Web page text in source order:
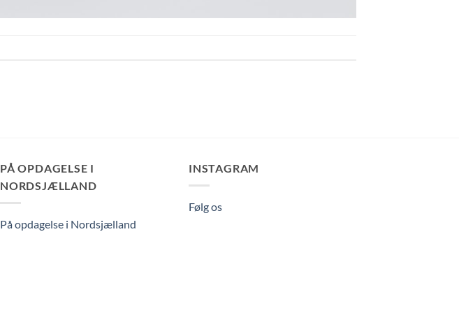
PÅ OPDAGELSE I
NORDSJÆLLAND
På opdagelse i Nordsjælland
INSTAGRAM
Følg os